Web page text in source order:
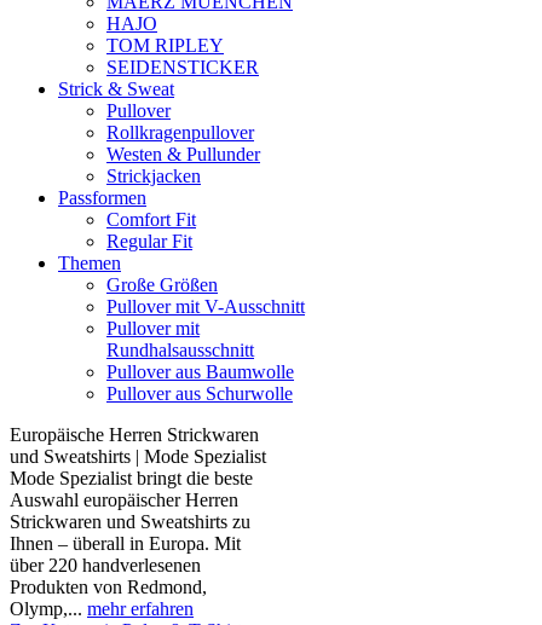
HAJO
TOM RIPLEY
SEIDENSTICKER
Strick & Sweat
Pullover
Rollkragenpullover
Westen & Pullunder
Strickjacken
Passformen
Comfort Fit
Regular Fit
Themen
Große Größen
Pullover mit V-Ausschnitt
Pullover mit
Rundhalsausschnitt
Pullover aus Baumwolle
Pullover aus Schurwolle
Europäische Herren Strickwaren
und Sweatshirts | Mode Spezialist
Mode Spezialist bringt die beste
Auswahl europäischer Herren
Strickwaren und Sweatshirts zu
Ihnen – überall in Europa. Mit
über 220 handverlesenen
Produkten von Redmond,
Olymp,... mehr erfahren